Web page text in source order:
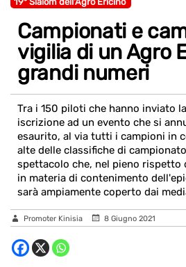
Campionati e
vigilia di un Agro
grandi numeri
Tra i 150 piloti che hanno inviato
iscrizione ad un evento che si
esaurito, al via tutti i campioni in
alte delle classifiche di
spettacolo che, nel pieno
in materia di contenimento
sarà ampiamente coperto dai
Promoter Kinisia 8 Giugno 2021